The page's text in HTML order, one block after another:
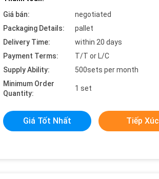
Giá bán:
negotiated
Packaging Details:
pallet
Delivery Time:
within 20 days
Payment Terms:
T/T or L/C
Supply Ability:
500sets per month
Minimum Order
Quantity:
1 set
Giá Tốt Nhất Tiếp Xúc